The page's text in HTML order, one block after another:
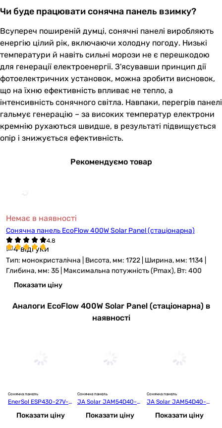
Чи буде працювати сонячна панель взимку?
Всупереч поширеній думці, сонячні панелі виробляють
енергію цілий рік, включаючи холодну погоду. Низькі
температури й навіть сильні морози не є перешкодою
для генерації електроенергії. З'ясувавши принцип дії
фотоелектричних установок, можна зробити висновок,
що на їхню ефективність впливає не тепло, а
інтенсивність сонячного світла. Навпаки, перегрів панелі
гальмує генерацію – за високих температур електрони
кремнію рухаються швидше, в результаті підвищується
опір і знижується ефективність.
Рекомендуємо товар
Немає в наявності
Сонячна панель EcoFlow 400W Solar Panel (стаціонарна)
4 відгуки
Тип: монокристалічна | Висота, мм: 1722 | Ширина, мм: 1134 |
Глибина, мм: 35 | Максимальна потужність (Pmax), Вт: 400
Показати ціну
Аналоги EcoFlow 400W Solar Panel (стаціонарна) в
наявності
Сонячна панель
EnerSol ESP430-27V-M
Показати ціну
Сонячна панель
JA Solar JAM54D40-4
Показати ціну
Сонячна панель
JA Solar JAM54D40-4
acialПоказати ціну